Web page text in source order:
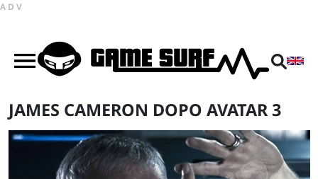
ADV
JAMES CAMERON DOPO AVATAR 3